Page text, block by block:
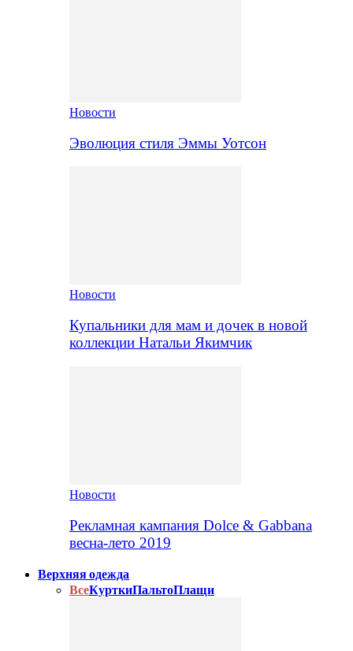
Новости
Эволюция стиля Эммы Уотсон
Новости
Купальники для мам и дочек в новой
коллекции Натальи Якимчик
Новости
Рекламная кампания Dolce & Gabbana
весна-лето 2019
Верхняя одежда
ВсеКурткиПальтоПлащи